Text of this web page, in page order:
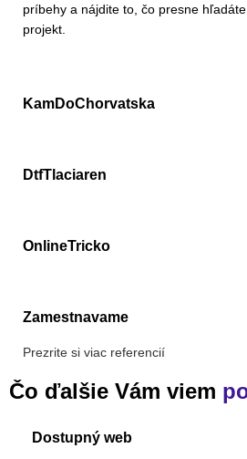
príbehy a nájdite to, čo presne
projekt.
KamDoChorvatska
DtfTlaciaren
OnlineTricko
Zamestnavame
Prezrite si viac referencií
Čo ďalšie Vám viem
Dostupný web